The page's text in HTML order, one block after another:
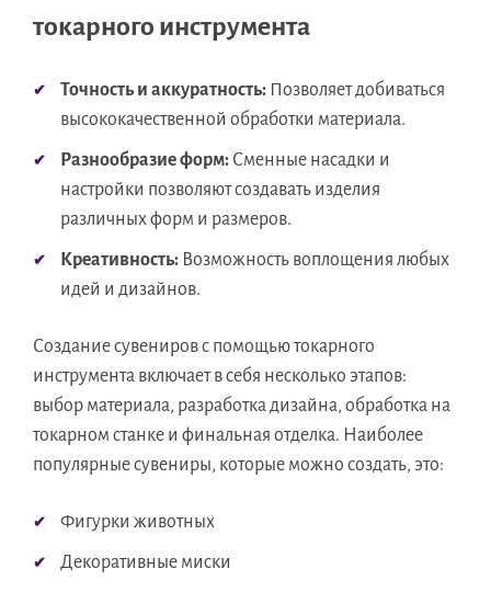
токарного инструмента
Точность и аккуратность: Позволяет добиваться
высококачественной обработки материала.
Разнообразие форм: Сменные насадки и
настройки позволяют создавать изделия
различных форм и размеров.
Креативность: Возможность воплощения любых
идей и дизайнов.
Создание сувениров с помощью токарного
инструмента включает в себя несколько этапов:
выбор материала, разработка дизайна, обработка на
токарном станке и финальная отделка. Наиболее
популярные сувениры, которые можно создать, это:
Фигурки животных
Декоративные миски